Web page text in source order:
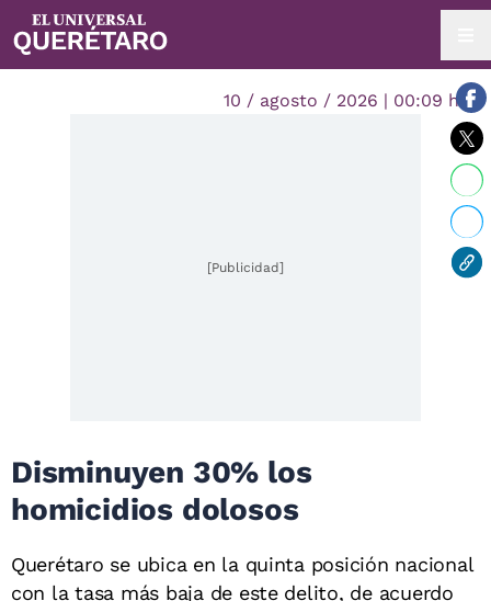
10 / agosto / 2026 | 00:09 hrs.
[Publicidad]
Disminuyen 30% los
homicidios dolosos
Querétaro se ubica en la quinta posición nacional
con la tasa más baja de este delito, de acuerdo